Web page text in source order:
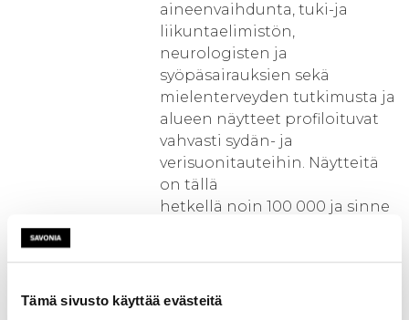
Tämä sivusto käyttää evästeitä
aineenvaihdunta, tuki-ja
liikuntaelimistön,
neurologisten ja
syöpäsairauksien sekä
mielenterveyden tutkimusta ja
alueen näytteet profiloituvat
vahvasti sydän- ja
verisuonitauteihin. Näytteitä
on tällä
hetkellä noin 100 000 ja sinne
erilaisia kudosnäytteitä (veri,